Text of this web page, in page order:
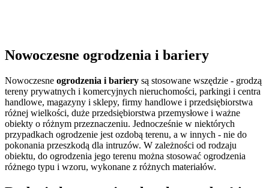
Nowoczesne ogrodzenia i bariery
Nowoczesne ogrodzenia i bariery są stosowane wszędzie - grodzą
tereny prywatnych i komercyjnych nieruchomości, parkingi i centra
handlowe, magazyny i sklepy, firmy handlowe i przedsiębiorstwa
różnej wielkości, duże przedsiębiorstwa przemysłowe i ważne
obiekty o różnym przeznaczeniu. Jednocześnie w niektórych
przypadkach ogrodzenie jest ozdobą terenu, a w innych - nie do
pokonania przeszkodą dla intruzów. W zależności od rodzaju
obiektu, do ogrodzenia jego terenu można stosować ogrodzenia
różnego typu i wzoru, wykonane z różnych materiałów.